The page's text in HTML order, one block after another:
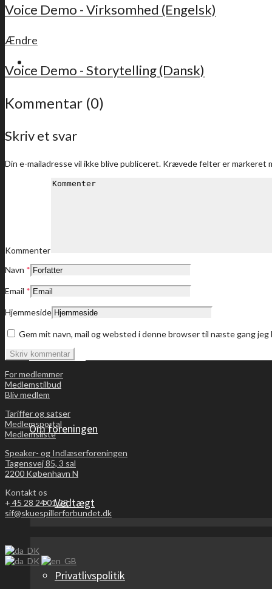
Sidste nyt
Dine medlemstilbud
Bliv medlem
Om foreningen
Vedtægt
Privatlivspolitik
Voice Demo - Virksomhed (Engelsk)
Ændre
Voice Demo - Storytelling (Dansk)
Kommentar (0)
Skriv et svar
Din e-mailadresse vil ikke blive publiceret. Krævede felter er markeret
Kommenter
Navn *
Email *
Hjemmeside
Gem mit navn, mail og websted i denne browser til næste gang jeg
For medlemmer
Medlemstilbud
Bliv medlem
Tariffer og satser
Medlemsportal
Medlemsliste
Speaker- og Indlæserforeningen
Tagensvej 85, 3 sal
2200 København N
Kontakt os
+ 45 28 24 01 23
sif@skuespillerforbundet.dk